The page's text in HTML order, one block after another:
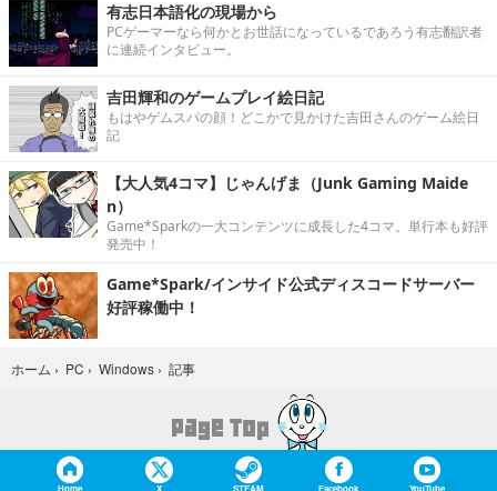
有志日本語化の現場から
PCゲーマーなら何かとお世話になっているであろう有志翻訳者
に連続インタビュー。
吉田輝和のゲームプレイ絵日記
もはやゲムスパの顔！どこかで見かけた吉田さんのゲーム絵日
記
【大人気4コマ】じゃんげま（Junk Gaming Maide
n）
Game*Sparkの一大コンテンツに成長した4コマ。単行本も好評
発売中！
Game*Spark/インサイド公式ディスコードサーバー
好評稼働中！
ホーム › PC › Windows › 記事
Home X STEAM Facebook YouTube